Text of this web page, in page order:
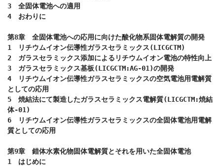
3　全固体電池への適用
4　おわりに
第8章　全固体電池への応用に向けた酸化物系固体電解質の開発
1　リチウムイオン伝導性ガラスセラミックス(LICGCTM)
2　ガラスセラミックス添加によるリチウムイオン電池の特性向上
3　ガラスセラミックス基板(LICGCTM:AG-01)の開発
4　リチウムイオン伝導性ガラスセラミックスの空気電池用電解質
としての応用
5　焼結法にて製造したガラスセラミックス電解質(LICGCTM:焼結
体-01)
6　リチウムイオン伝導性ガラスセラミックスの全固体電池用電解
質としての応用
第9章　錯体水素化物固体電解質とそれを用いた全固体電池
1　はじめに